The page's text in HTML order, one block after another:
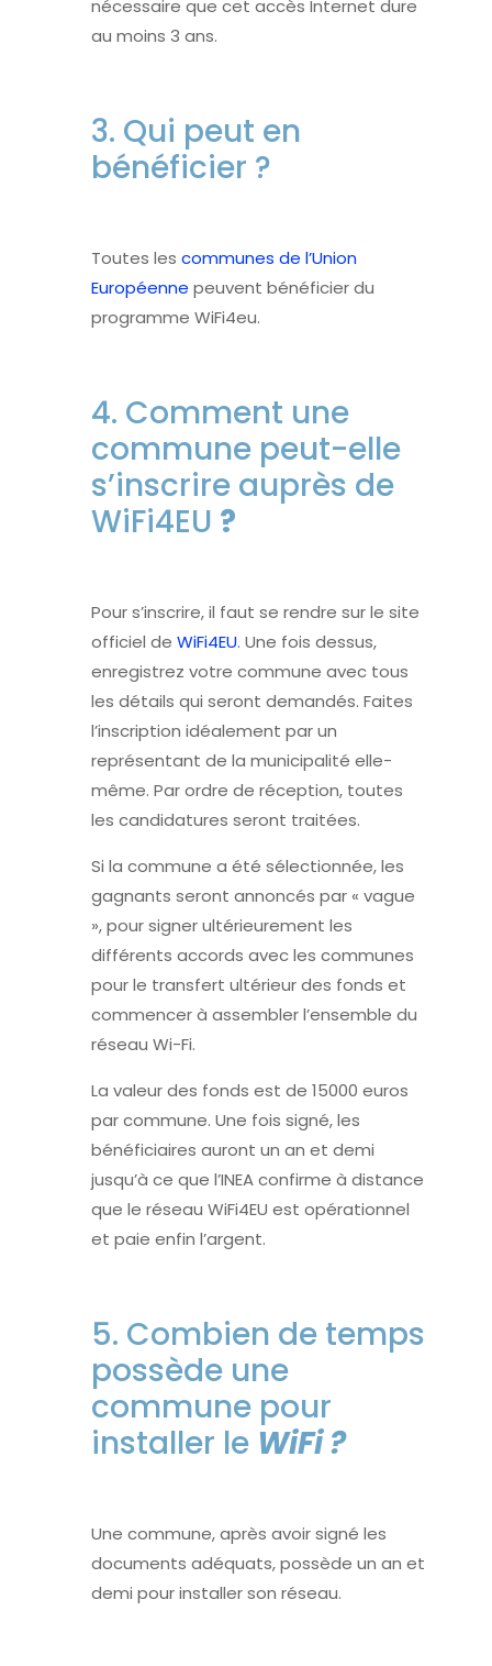
nécessaire que cet accès Internet dure
au moins 3 ans.
3. Qui peut en
bénéficier ?
Toutes lescommunes de l’Union
Européenne peuvent bénéficier du
programme WiFi4eu.
4. Comment une
commune peut-elle
s’inscrire auprès de
WiFi4EU ?
Pour s’inscrire, il faut se rendre sur le site
officiel deWiFi4EU. Une fois dessus,
enregistrez votre commune avec tous
les détails qui seront demandés. Faites
l’inscription idéalement par un
représentant de la municipalité elle-
même. Par ordre de réception, toutes
les candidatures seront traitées.
Si la commune a été sélectionnée, les
gagnants seront annoncés par « vague
», pour signer ultérieurement les
différents accords avec les communes
pour le transfert ultérieur des fonds et
commencer à assembler l’ensemble du
réseau Wi-Fi.
La valeur des fonds est de 15000 euros
par commune. Une fois signé, les
bénéficiaires auront un an et demi
jusqu’à ce que l’INEA confirme à distance
que le réseau WiFi4EU est opérationnel
et paie enfin l’argent.
5. Combien de temps
possède une
commune pour
installer le WiFi ?
Une commune, après avoir signé les
documents adéquats, possède un an et
demi pour installer son réseau.